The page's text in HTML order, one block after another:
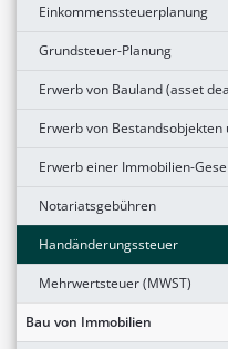
Einkommenssteuerplanung
Grundsteuer-Planung
Erwerb von Bauland (asset
Erwerb von
Erwerb einer Immobilien-
Notariatsgebühren
Handänderungssteuer
Mehrwertsteuer (MWST)
Bau von Immobilien